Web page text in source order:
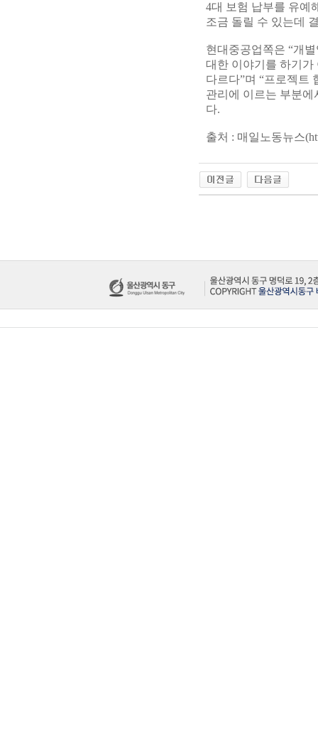
4대 보험 납부를 유예
조금 돌릴 수 있는데
현대중공업쪽은 “개
대한 이야기를 하기가
다르다”며 “프로젝트
관리에 이르는 부분에
다.
출처 : 매일노동뉴스(